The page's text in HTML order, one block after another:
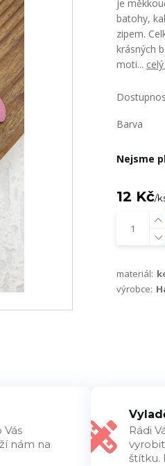
je
batohy,
zipem.
krásných
moti...
Barva
Nejsme
12 Kč/
materiál:
výrobce:
nám na
Rádi
štítku.